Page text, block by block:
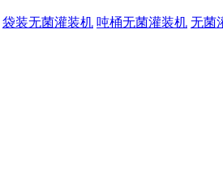
袋装无菌灌装机 吨桶无菌灌装机 无菌